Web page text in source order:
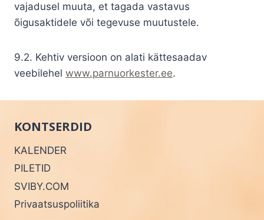
vajadusel muuta, et tagada vastavus
õigusaktidele või tegevuse muutustele.
9.2. Kehtiv versioon on alati kättesaadav
veebilehel www.parnuorkester.ee.
KONTSERDID
KALENDER
PILETID
SVIBY.COM
Privaatsuspoliitika